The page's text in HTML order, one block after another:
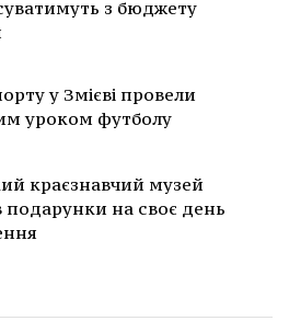
з бюджету
у Змієві провели
уроком футболу
краєзнавчий музей
подарунки на своє день